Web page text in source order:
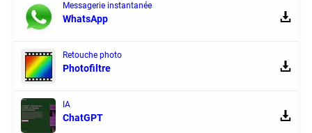
Messagerie instantanée
WhatsApp
Retouche photo
Photofiltre
IA
ChatGPT